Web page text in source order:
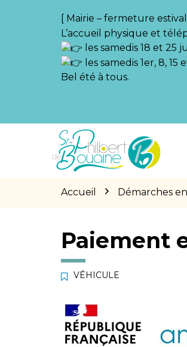
[ Mairie – fermeture
L’accueil physique et
les samedis 18 et 25
les samedis 1er, 8, 15
Bel été à tous.
Accueil Démarches
Paiement
VÉHICULE